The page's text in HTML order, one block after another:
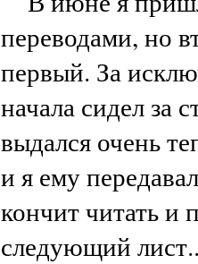
переводами, но
первый. За
начала сидел за
выдался очень
и я ему
кончит читать и
следующий